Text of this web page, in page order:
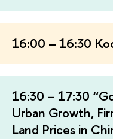
16:00 – 16:30
16:30 – 17:30
Urban Growth,
Land Prices in